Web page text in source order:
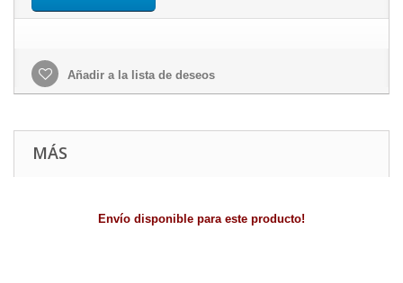
Añadir a la lista de deseos
MÁS
Envío disponible para este producto!